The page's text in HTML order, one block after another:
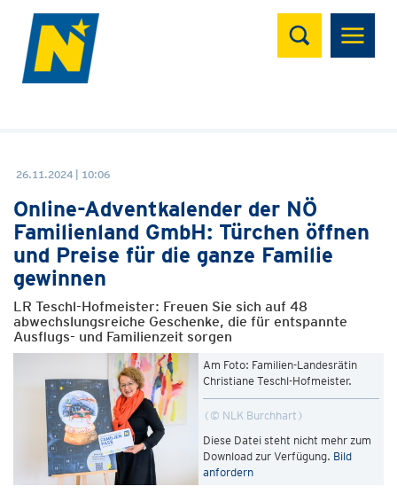
Suchen
26.11.2024 | 10:06
Online-Adventkalender der NÖ
Familienland GmbH: Türchen öffnen
und Preise für die ganze Familie
gewinnen
LR Teschl-Hofmeister: Freuen Sie sich auf 48
abwechslungsreiche Geschenke, die für entspannte
Ausflugs- und Familienzeit sorgen
Am Foto: Familien-Landesrätin
Christiane Teschl-Hofmeister.
© NLK Burchhart
Diese Datei steht nicht mehr zum
Download zur Verfügung. Bild
anfordern